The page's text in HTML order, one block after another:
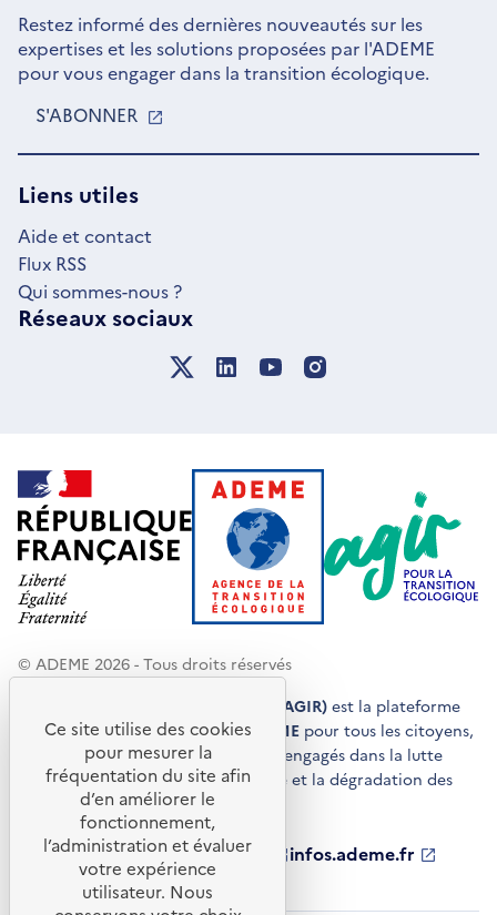
Restez informé des dernières nouveautés sur les
expertises et les solutions proposées par l'ADEME
pour vous engager dans la transition écologique.
S'ABONNER
UNE
Liens utiles
Aide et contact
Flux RSS
Qui sommes-nous ?
Réseaux sociaux
© ADEME 2026 - Tous droits réservés
Agir pour la transition écologique (AGIR) est la plateforme
de conseils et de services de l'ADEME pour tous les citoyens,
acteurs économiques et territoires engagés dans la lutte
contre le réchauffement climatique et la dégradation des
ressources.
ademe.fr
S'ouvre
nouvelle
librairie.ademe.fr
S'ouvre
dans
une
nouvelle
infos.ademe.fr
S'ouvre
nouvelle
ademe.fr/presse
S'ouvre
Ce site utilise des cookies
pour mesurer la
fréquentation du site afin
d’en améliorer le
fonctionnement,
l’administration et évaluer
votre expérience
utilisateur. Nous